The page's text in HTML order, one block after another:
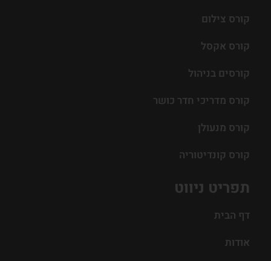
תפריט ניווט
דף הבית
אודות
קורס צילום
קורס אקסל
קורסים בניהול
קורס מדריכי חדר כושר
קורס מנעולן
קורס קונדיטוריה